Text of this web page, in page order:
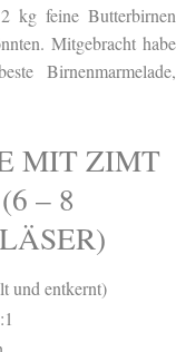
kg feine Butterbirnen
Mitgebracht habe
Birnenmarmelade,
MIT ZIMT
– 8
und entkernt)